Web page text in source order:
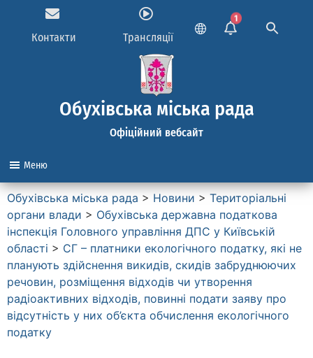
Контакти Трансляції
1
Обухівська міська рада
Офіційний вебсайт
Меню
Обухівська міська рада > Новини > Територіальні
органи влади > Обухівська державна податкова
інспекція Головного управління ДПС у Київській
області > СГ – платники екологічного податку, які не
планують здійснення викидів, скидів забруднюючих
речовин, розміщення відходів чи утворення
радіоактивних відходів, повинні подати заяву про
відсутність у них об’єкта обчислення екологічного
податку